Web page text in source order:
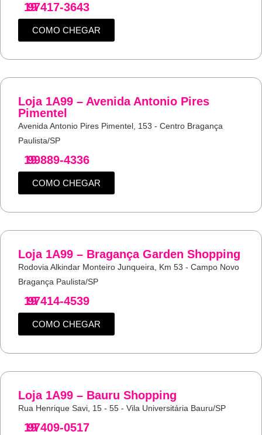
19
97417-3643
COMO CHEGAR
Loja 1A99 – Avenida Antonio Pires
Pimentel
Avenida Antonio Pires Pimentel, 153 - Centro Bragança
Paulista/SP
19
99889-4336
COMO CHEGAR
Loja 1A99 – Bragança Garden Shopping
Rodovia Alkindar Monteiro Junqueira, Km 53 - Campo Novo
Bragança Paulista/SP
19
97414-4539
COMO CHEGAR
Loja 1A99 – Bauru Shopping
Rua Henrique Savi, 15 - 55 - Vila Universitária Bauru/SP
19
97409-0517